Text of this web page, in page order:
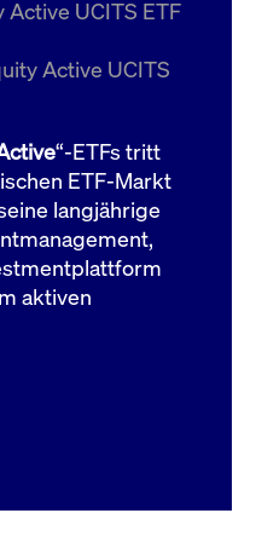
UCITS ETF
Active UCITS
“-ETFs tritt
ETF-Markt
langjährige
aktiven
bis